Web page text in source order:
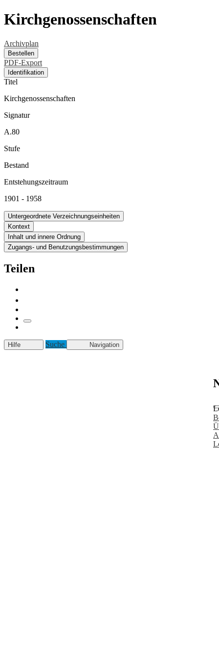
Kirchgenossenschaften
Archivplan
Bestellen
PDF-Export
Identifikation
Titel
Kirchgenossenschaften
Signatur
A.80
Stufe
Bestand
Entstehungszeitraum
1901 - 1958
Untergeordnete Verzeichnungseinheiten
Kontext
Inhalt und innere Ordnung
Zugangs- und Benutzungsbestimmungen
Teilen
Hilfe Suche Navigation